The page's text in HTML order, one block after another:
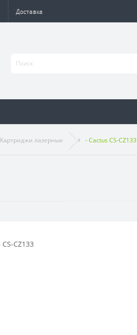
Доставка
Картриджи лазерные - Cactus CS-CZ133